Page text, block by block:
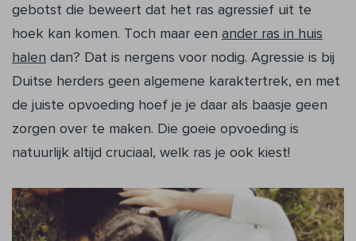
gebotst die beweert dat het ras agressief uit te
hoek kan komen. Toch maar een ander ras in huis
halen dan? Dat is nergens voor nodig. Agressie is bij
Duitse herders geen algemene karaktertrek, en met
de juiste opvoeding hoef je je daar als baasje geen
zorgen over te maken. Die goeie opvoeding is
natuurlijk altijd cruciaal, welk ras je ook kiest!